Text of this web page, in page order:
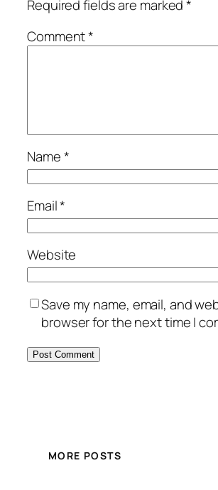
Required fields are marked*
Comment*
Name*
Email*
Website
Save my name, email, and
browser for the next time I
MORE POSTS